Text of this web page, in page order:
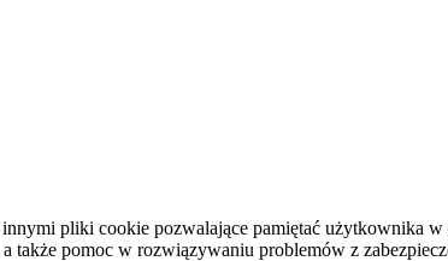
pliki cookie pozwalające pamiętać użytkownika
także pomoc w rozwiązywaniu problemów z